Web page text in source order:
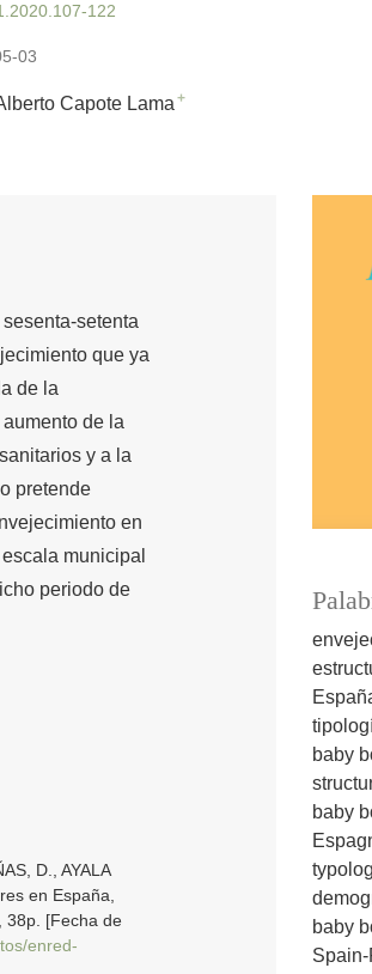
122
03
Capote Lama +
baby
baby
baby
Spain-
setenta
que ya
de la
de la
y a la
pretende
en
municipal
periodo de
D., AYALA
en España,
38p. [Fecha de
enred-